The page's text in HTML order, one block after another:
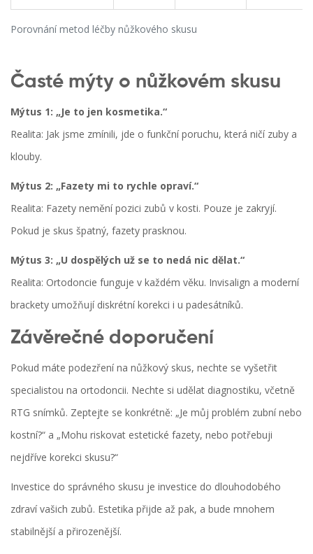
Porovnání metod léčby nůžkového skusu
Časté mýty o nůžkovém skusu
Mýtus 1: „Je to jen kosmetika.“
Realita: Jak jsme zmínili, jde o funkční poruchu, která ničí zuby a
klouby.
Mýtus 2: „Fazety mi to rychle opraví.“
Realita: Fazety nemění pozici zubů v kosti. Pouze je zakryjí.
Pokud je skus špatný, fazety prasknou.
Mýtus 3: „U dospělých už se to nedá nic dělat.“
Realita: Ortodoncie funguje v každém věku. Invisalign a moderní
brackety umožňují diskrétní korekci i u padesátníků.
Závěrečné doporučení
Pokud máte podezření na nůžkový skus, nechte se vyšetřit
specialistou na ortodoncii. Nechte si udělat diagnostiku, včetně
RTG snímků. Zeptejte se konkrétně: „Je můj problém zubní nebo
kostní?“ a „Mohu riskovat estetické fazety, nebo potřebuji
nejdříve korekci skusu?“
Investice do správného skusu je investice do dlouhodobého
zdraví vašich zubů. Estetika přijde až pak, a bude mnohem
stabilnější a přirozenější.